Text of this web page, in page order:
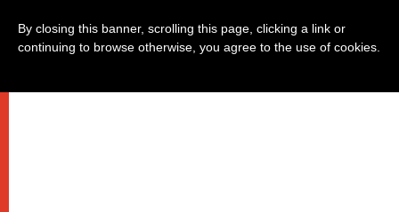
By closing this banner, scrolling this page, clicking a link or
continuing to browse otherwise, you agree to the use of cookies.